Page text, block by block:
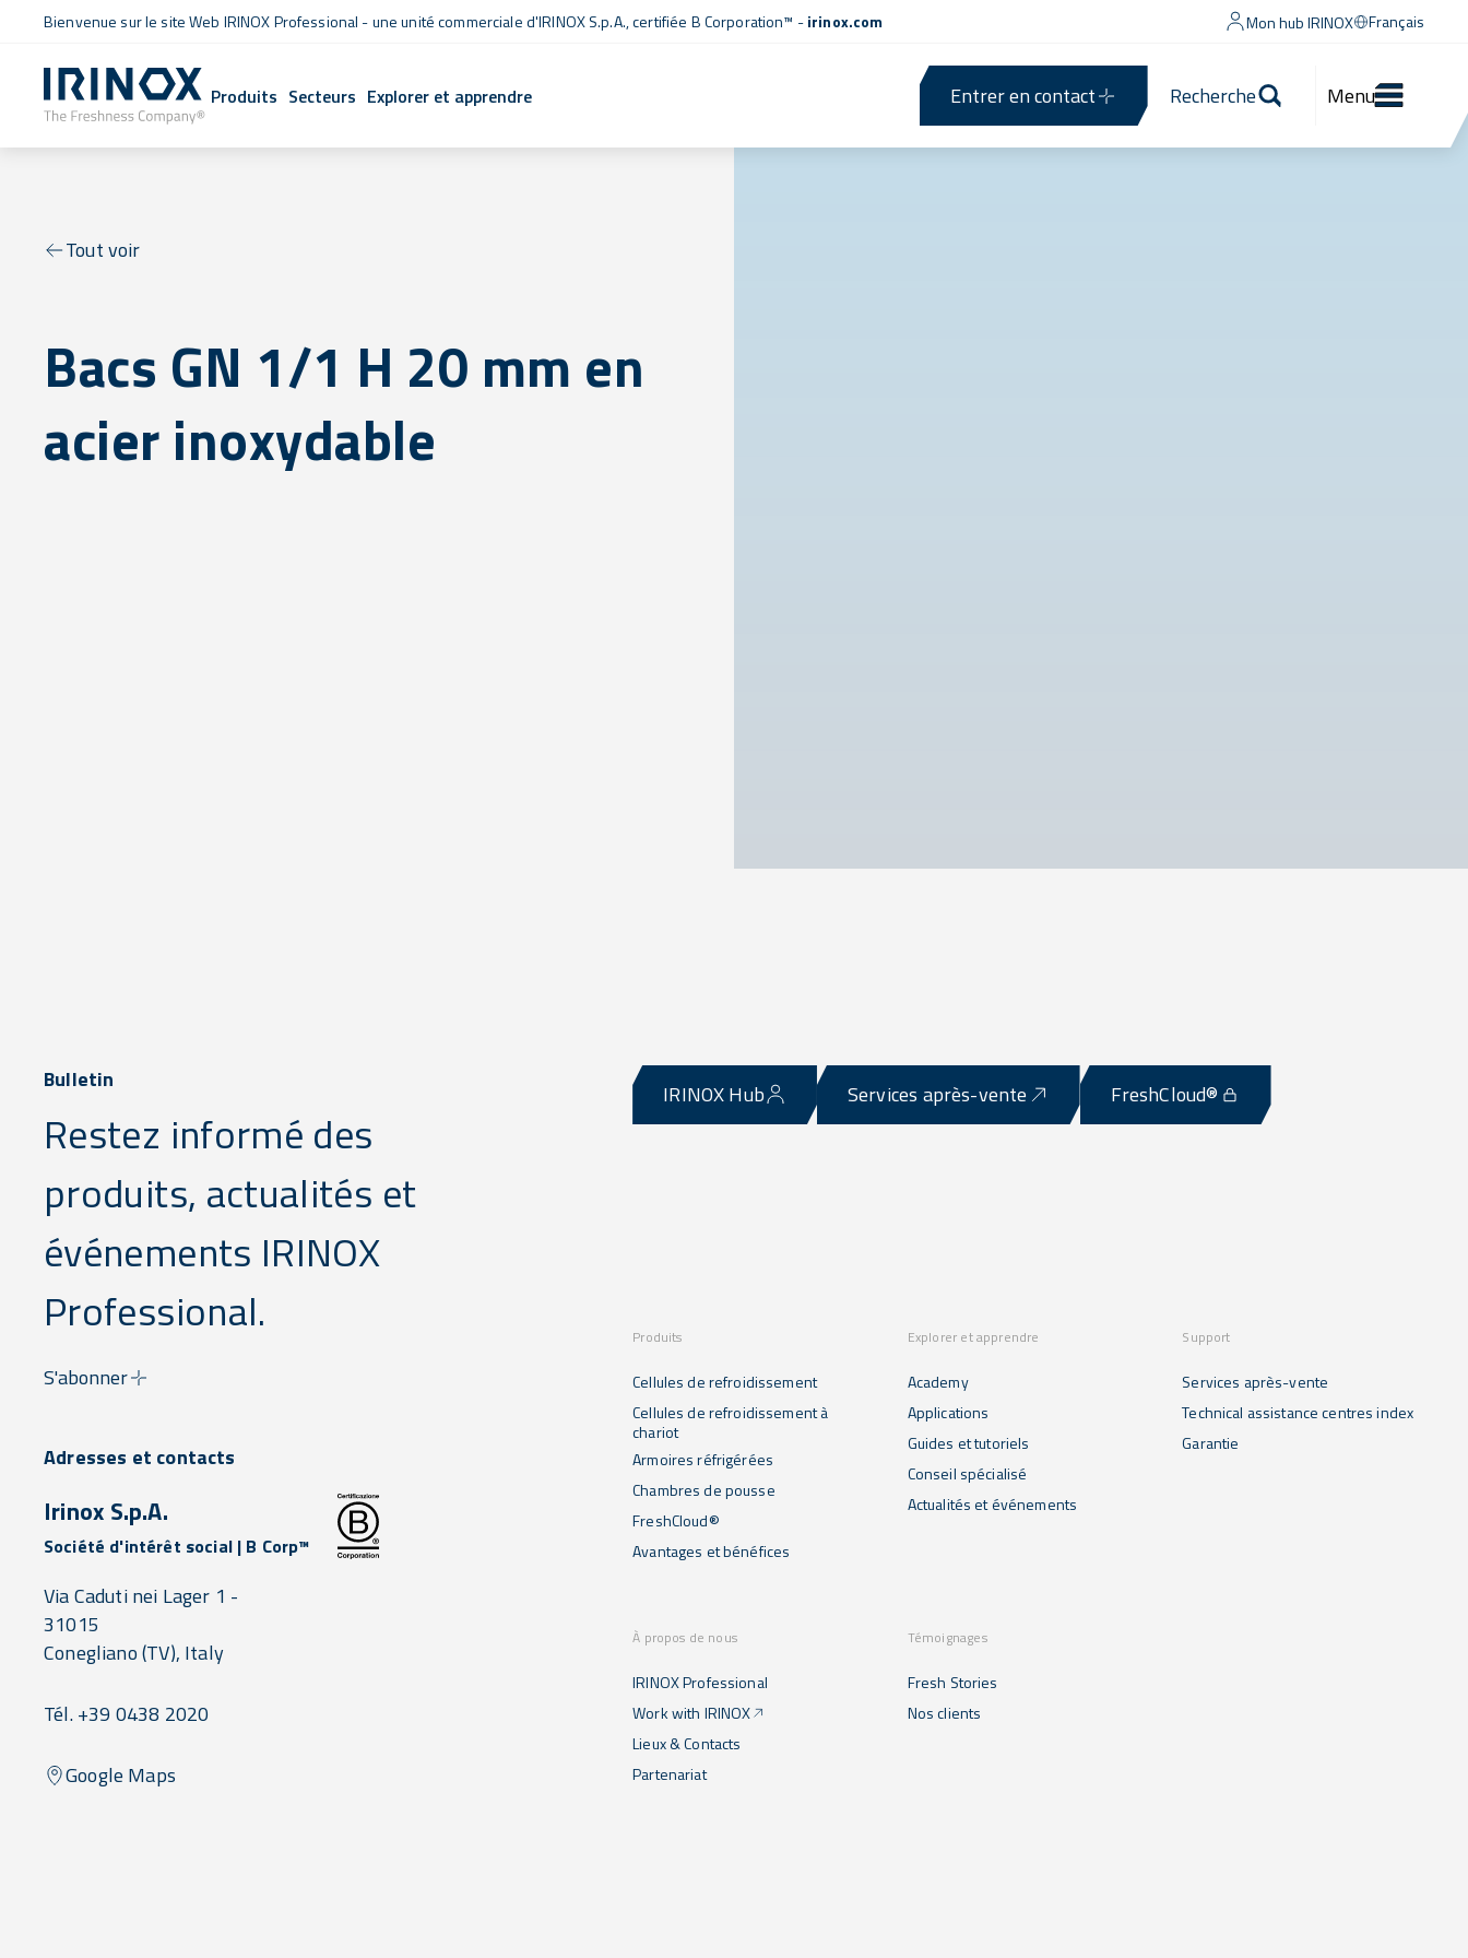
Bienvenue sur le site Web IRINOX Professional - une unité commerciale d'IRINOX S.p.A.,certifiée B Corporation™ -irinox.com Mon hub IRINOX Français
Produits Secteurs Explorer et apprendre Entrer en contact Recherche Menu
Tout voir
Bacs GN 1/1 H 20 mm en
acier inoxydable
Bulletin
Restez informé des
produits, actualités et
événements IRINOX
Professional.
S'abonner
IRINOX Hub Services après-vente FreshCloud®
Produits
Cellules de refroidissement
Cellules de refroidissement à
chariot
Armoires réfrigérées
Chambres de pousse
FreshCloud®
Avantages et bénéfices
Explorer et apprendre
Academy
Applications
Guides et tutoriels
Conseil spécialisé
Actualités et événements
Support
Services après-vente
Technical assistance centres index
Garantie
À propos de nous
IRINOX Professional
Work with IRINOX
Lieux & Contacts
Partenariat
Témoignages
Fresh Stories
Nos clients
Adresses et contacts
Irinox S.p.A.
Société d'intérêt social | B Corp™
Via Caduti nei Lager 1 -
31015
Conegliano(TV), Italy
Tél. +39 0438 2020
Google Maps